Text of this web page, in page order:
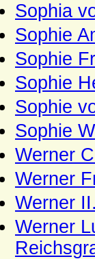
Sophia
Sophie
Sophie
Sophie
Sophie
Sophie
Werner
Werner
Werner
Werner